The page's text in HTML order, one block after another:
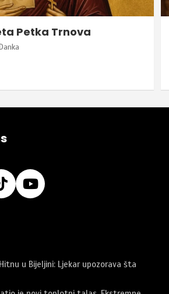
Petka Trnova
u Bijeljini: Ljekar upozorava šta